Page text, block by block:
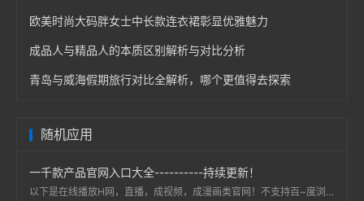
欧美时尚大码胖女士中长款连衣裙彰显优雅魅力
成品人与精品人的本质区别解析与对比分析
青岛与威海假期旅行对比全解析，哪个更值得去探索
随机应用
一千款产品官网入口大全----------持续更新！
以下是在线播放H网，直播，成视频，成漫画类官网！不支持百~度浏览器访问，用手机默认浏览器打开：免费看...